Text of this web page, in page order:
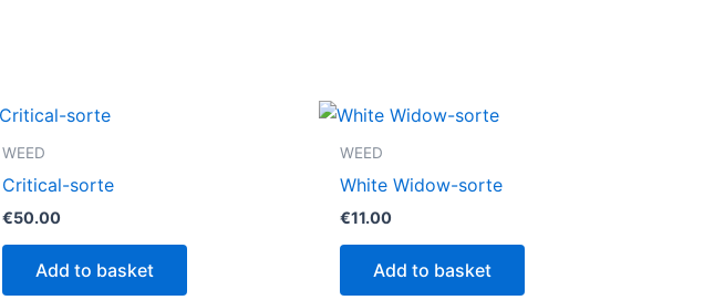
WEED
Critical-sorte
€50.00
Add to basket
WEED
White Widow-sorte
€11.00
Add to basket